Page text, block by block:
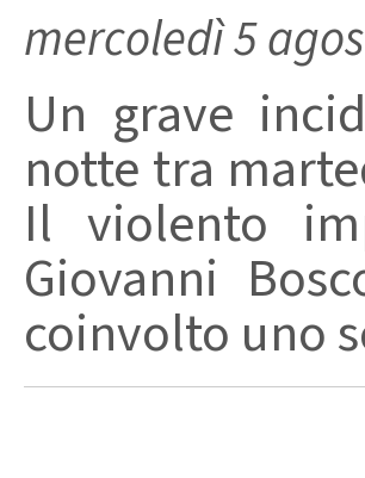
mercoledì 5
Un grave
notte tra
Il violento
Giovanni
coinvolto uno